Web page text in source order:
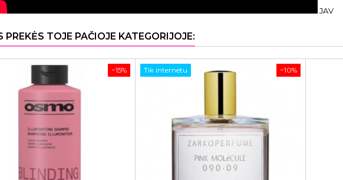
JAV
PREKĖS TOJE PAČIOJE KATEGORIJOJE:
−15% −10%
Tik internetu